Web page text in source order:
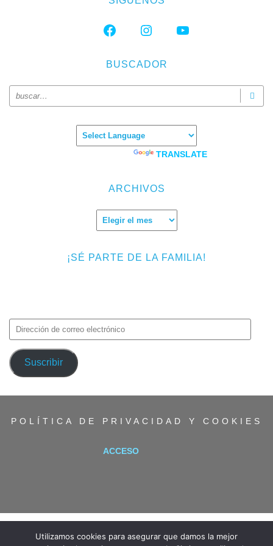
FACEBOOKINSTAGRAMYOUTUBE
BUSCADOR
TRANSLATE
ARCHIVOS
Archivos
¡SÉ PARTE DE LA FAMILIA!
Dirección
de
correo
electrónico
Suscribir
POLÍTICA DE PRIVACIDAD Y COOKIES
ACCESO
Utilizamos cookies para asegurar que damos la mejor